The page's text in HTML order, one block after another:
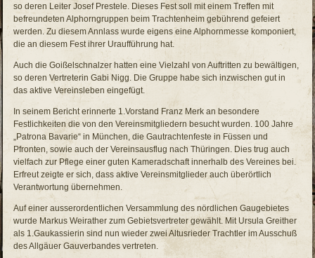
so deren Leiter Josef Prestele. Dieses Fest soll mit einem Treffen mit
befreundeten Alphorngruppen beim Trachtenheim gebührend gefeiert
werden. Zu diesem Annlass wurde eigens eine Alphornmesse komponiert,
die an diesem Fest ihrer Uraufführung hat.
Auch die Goißelschnalzer hatten eine Vielzahl von Auftritten zu bewältigen,
so deren Vertreterin Gabi Nigg. Die Gruppe habe sich inzwischen gut in
das aktive Vereinsleben eingefügt.
In seinem Bericht erinnerte 1.Vorstand Franz Merk an besondere
Festlichkeiten die von den Vereinsmitgliedern besucht wurden. 100 Jahre
„Patrona Bavarie“ in München, die Gautrachtenfeste in Füssen und
Pfronten, sowie auch der Vereinsausflug nach Thüringen. Dies trug auch
vielfach zur Pflege einer guten Kameradschaft innerhalb des Vereines bei.
Erfreut zeigte er sich, dass aktive Vereinsmitglieder auch überörtlich
Verantwortung übernehmen.
Auf einer ausserordentlichen Versammlung des nördlichen Gaugebietes
wurde Markus Weirather zum Gebietsvertreter gewählt. Mit Ursula Greither
als 1.Gaukassierin sind nun wieder zwei Altusrieder Trachtler im Ausschuß
des Allgäuer Gauverbandes vertreten.